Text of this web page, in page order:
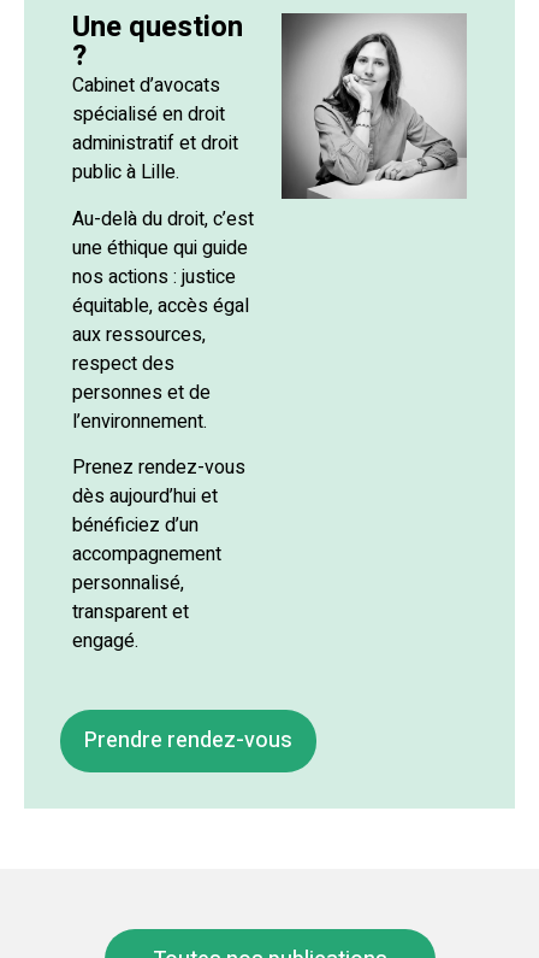
Une question
?
Cabinet d’avocats
spécialisé en droit
administratif et droit
public à Lille.
Au-delà du droit, c’est
une éthique qui guide
nos actions : justice
équitable, accès égal
aux ressources,
respect des
personnes et de
l’environnement.
Prenez rendez-vous
dès aujourd’hui et
bénéficiez d’un
accompagnement
personnalisé,
transparent et
engagé.
Prendre rendez-vous